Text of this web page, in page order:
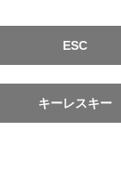
ESC
キーレスキー